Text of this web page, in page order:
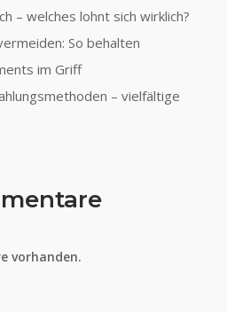
– welches lohnt sich wirklich?
So behalten
im Griff
– vielfältige
vorhanden.